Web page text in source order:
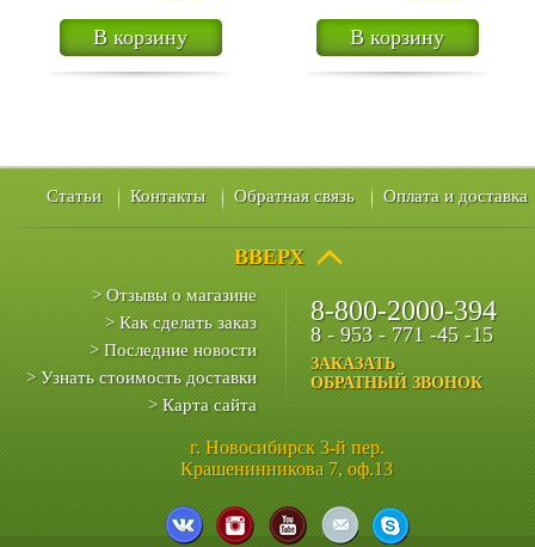
В корзину В корзину
Статьи Контакты Обратная связь Оплата и доставка
ВВЕРХ
> Отзывы о магазине
> Как сделать заказ
> Последние новости
> Узнать стоимость доставки
> Карта сайта
г. Новосибирск 3-й пер.
Крашенинникова 7, оф.13
8-800-2000-394
8 - 953 - 771 -45 -15
ЗАКАЗАТЬ
ОБРАТНЫЙ ЗВОНОК